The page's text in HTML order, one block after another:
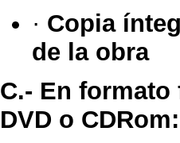
· Copia
de la obra
C.- En
DVD o CDRom: